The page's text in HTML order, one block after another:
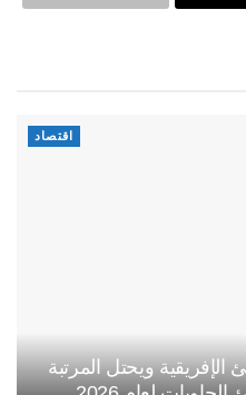
اقتصاد
ويحتل المرتبة